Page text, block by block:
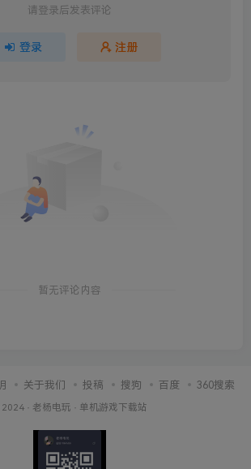
请登录后发表评论
登录 注册
暂无评论内容
关于我们 投稿 搜狗 百度 360搜索
· 老杨电玩 · 单机游戏下载站